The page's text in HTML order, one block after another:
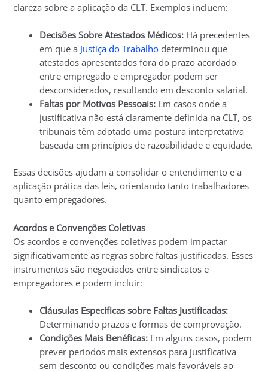
clareza sobre a aplicação da CLT. Exemplos incluem:
Decisões Sobre Atestados Médicos: Há precedentes
em que a Justiça do Trabalho determinou que
atestados apresentados fora do prazo acordado
entre empregado e empregador podem ser
desconsiderados, resultando em desconto salarial.
Faltas por Motivos Pessoais: Em casos onde a
justificativa não está claramente definida na CLT, os
tribunais têm adotado uma postura interpretativa
baseada em princípios de razoabilidade e equidade.
Essas decisões ajudam a consolidar o entendimento e a
aplicação prática das leis, orientando tanto trabalhadores
quanto empregadores.
Acordos e Convenções Coletivas
Os acordos e convenções coletivas podem impactar
significativamente as regras sobre faltas justificadas. Esses
instrumentos são negociados entre sindicatos e
empregadores e podem incluir:
Cláusulas Específicas sobre Faltas Justificadas:
Determinando prazos e formas de comprovação.
Condições Mais Benéficas: Em alguns casos, podem
prever períodos mais extensos para justificativa
sem desconto ou condições mais favoráveis ao